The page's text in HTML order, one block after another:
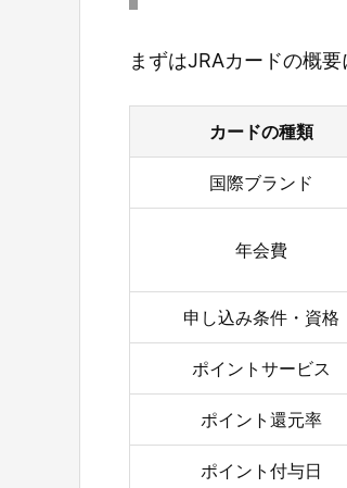
まずはJRAカードの概要
カードの種類
国際ブランド
年会費
申し込み条件・資格
ポイントサービス
ポイント還元率
ポイント付与日